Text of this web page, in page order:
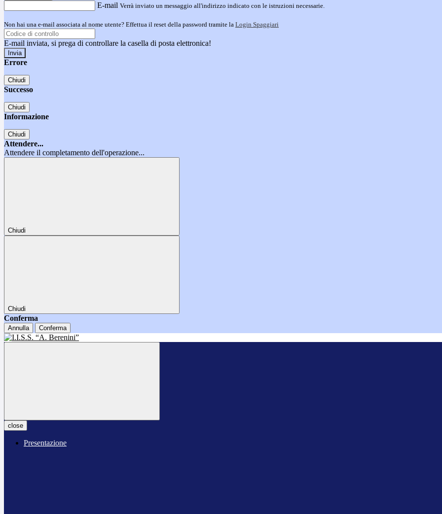
E-mail Verrà inviato un messaggio all'indirizzo indicato con le istruzioni necessarie.
Non hai una e-mail associata al nome utente? Effettua il reset della password tramite la Login Spaggiari
E-mail inviata, si prega di controllare la casella di posta elettronica!
Errore
Chiudi
Successo
Chiudi
Informazione
Chiudi
Attendere...
Attendere il completamento dell'operazione...
Chiudi
Chiudi
Conferma
Annulla Conferma
close
Presentazione